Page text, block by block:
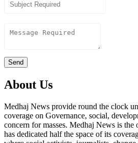
Send
About Us
Medhaj News provide round the clock
coverage on Governance, social,
concern for masses. Medhaj News is
has dedicated half the space of its